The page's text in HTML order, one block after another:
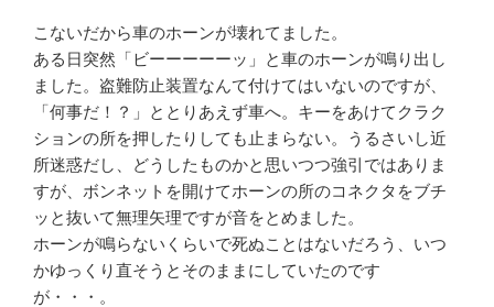
こないだから車のホーンが壊れてました。
ある日突然「ビーーーーーッ」と車のホーンが鳴り出し
ました。盗難防止装置なんて付けてはいないのですが、
「何事だ！？」ととりあえず車へ。キーをあけてクラク
ションの所を押したりしても止まらない。うるさいし近
所迷惑だし、どうしたものかと思いつつ強引ではありま
すが、ボンネットを開けてホーンの所のコネクタをブチ
ッと抜いて無理矢理ですが音をとめました。
ホーンが鳴らないくらいで死ぬことはないだろう、いつ
かゆっくり直そうとそのままにしていたのです
が・・・。